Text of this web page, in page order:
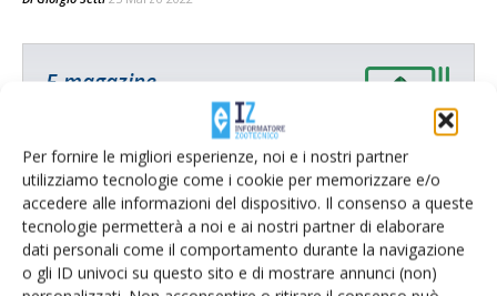
Per fornire le migliori esperienze, noi e i nostri partner
utilizziamo tecnologie come i cookie per memorizzare e/o
accedere alle informazioni del dispositivo. Il consenso a queste
tecnologie permetterà a noi e ai nostri partner di elaborare
dati personali come il comportamento durante la navigazione
o gli ID univoci su questo sito e di mostrare annunci (non)
E-magazine
Tecniche, prodotti e servizi dalle aziende